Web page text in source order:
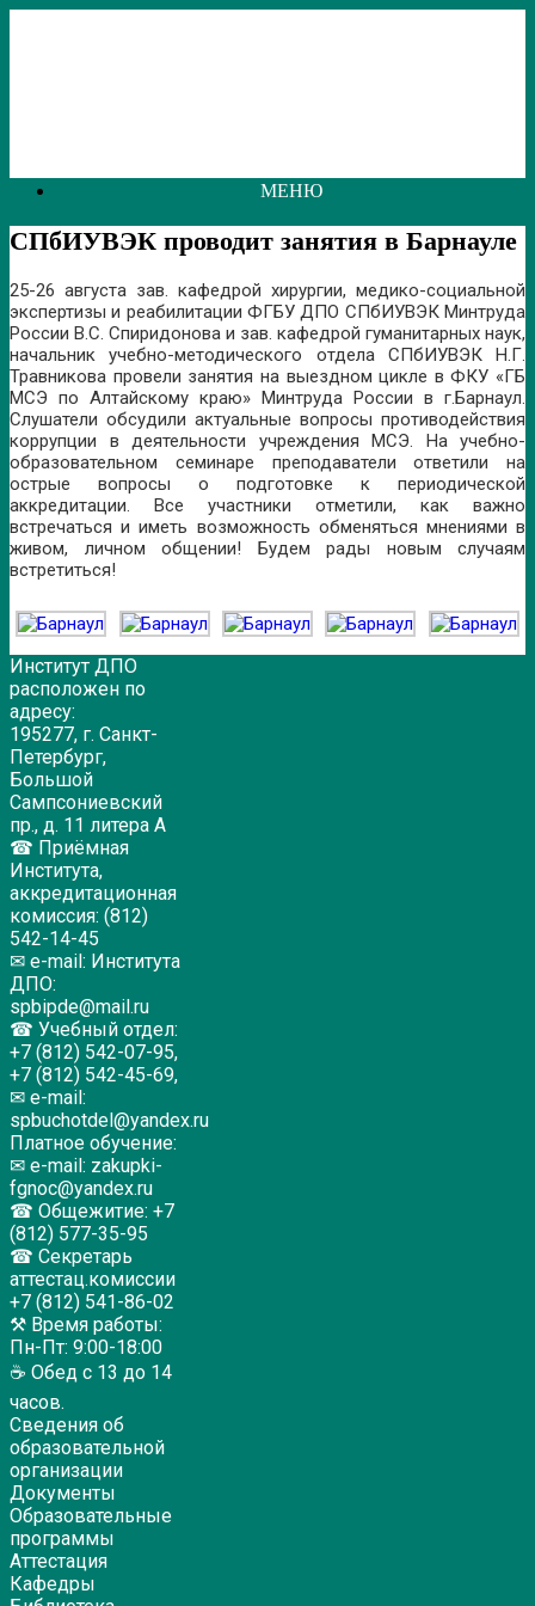
МЕНЮ
СПбИУВЭК проводит занятия в Барнауле
25-26 августа зав. кафедрой хирургии, медико-социальной
экспертизы и реабилитации ФГБУ ДПО СПбИУВЭК Минтруда
России В.С. Спиридонова и зав. кафедрой гуманитарных наук,
начальник учебно-методического отдела СПбИУВЭК Н.Г.
Травникова провели занятия на выездном цикле в ФКУ «ГБ
МСЭ по Алтайскому краю» Минтруда России в г.Барнаул.
Слушатели обсудили актуальные вопросы противодействия
коррупции в деятельности учреждения МСЭ. На учебно-
образовательном семинаре преподаватели ответили на
острые вопросы о подготовке к периодической
аккредитации. Все участники отметили, как важно
встречаться и иметь возможность обменяться мнениями в
живом, личном общении! Будем рады новым случаям
встретиться!
Институт ДПО
расположен по
адресу:
195277, г. Санкт-
Петербург,
Большой
Сампсониевский
пр., д. 11 литера А
☎ Приёмная
Института,
аккредитационная
комиссия: (812)
542-14-45
✉ e-mail: Института
ДПО:
spbipde@mail.ru
☎ Учебный отдел:
+7 (812) 542-07-95,
+7 (812) 542-45-69,
✉ e-mail:
spbuchotdel@yandex.ru
Платное обучение:
✉ e-mail: zakupki-
fgnoc@yandex.ru
☎ Общежитие: +7
(812) 577-35-95
☎ Секретарь
аттестац.комиссии
+7 (812) 541-86-02
⚒ Время работы:
Пн-Пт: 9:00-18:00
☕ Обед с 13 до 14
часов.
Сведения об
образовательной
организации
Документы
Образовательные
программы
Аттестация
Кафедры